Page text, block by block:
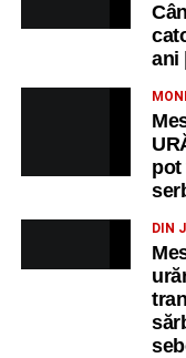
ani
pot
DIN